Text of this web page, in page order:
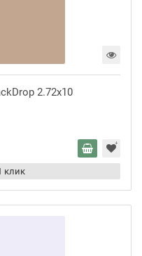
2.72x10
клик